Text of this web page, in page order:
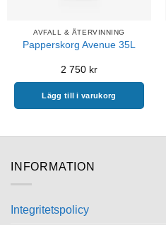
AVFALL & ÅTERVINNING
Papperskorg Avenue 35L
2 750 kr
Lägg till i varukorg
INFORMATION
Integritetspolicy